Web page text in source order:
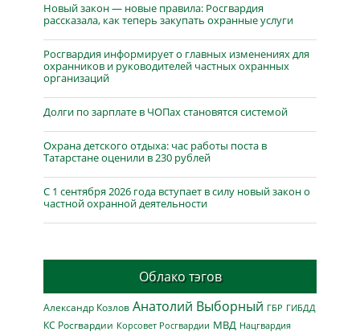
Новый закон — новые правила: Росгвардия
рассказала, как теперь закупать охранные услуги
Росгвардия информирует о главных изменениях для
охранников и руководителей частных охранных
организаций
Долги по зарплате в ЧОПах становятся системой
Охрана детского отдыха: час работы поста в
Татарстане оценили в 230 рублей
С 1 сентября 2026 года вступает в силу новый закон о
частной охранной деятельности
Облако тэгов
Александр Козлов Анатолий Выборный ГБР ГИБДД
КС Росгвардии Корсовет Росгвардии МВД Нацгвардия